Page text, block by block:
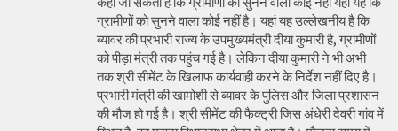
ग्रामीणों को सुनने वाला कोई नहीं है। यहां यह उल्लेखनीय है कि
ब्यावर की प्रभारी राज्य के उपमुख्यमंत्री दीया कुमारी है, ग्रामीणों
को पीड़ा मंत्री तक पहुंच गई है। लेकिन दीया कुमारी ने भी अभी
तक श्री सीमेंट के खिलाफ कार्यवाही करने के निर्देश नहीं दिए है।
प्रभारी मंत्री की खामोशी से ब्यावर के पुलिस और जिला प्रशासन
की मौज हो गई है। श्री सीमेंट की फैक्ट्री जिस अंधेरी देवरी गांव में